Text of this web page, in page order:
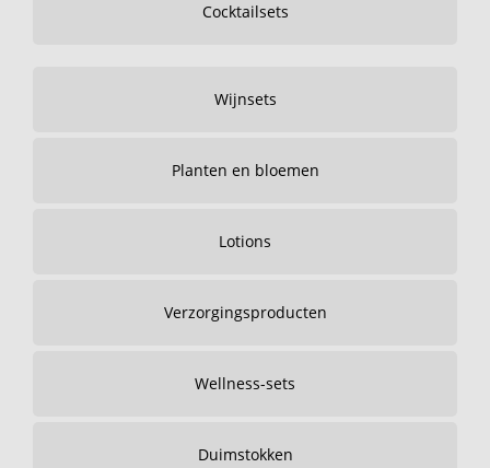
Cocktailsets
Wijnsets
Planten en bloemen
Lotions
Verzorgingsproducten
Wellness-sets
Duimstokken